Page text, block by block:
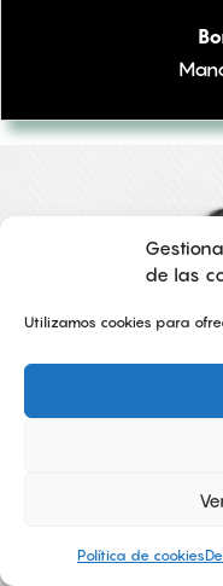
de las
Utilizamos cookies para
Política de cookies